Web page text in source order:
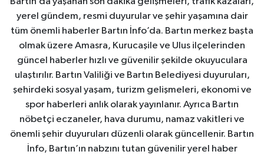
yerel gündem, resmi duyurular ve şehir yaşamına dair
tüm önemli haberler Bartın İnfo’da. Bartın merkez başta
olmak üzere Amasra, Kurucaşile ve Ulus ilçelerinden
güncel haberler hızlı ve güvenilir şekilde okuyuculara
ulaştırılır. Bartın Valiliği ve Bartın Belediyesi duyuruları,
şehirdeki sosyal yaşam, turizm gelişmeleri, ekonomi ve
spor haberleri anlık olarak yayınlanır. Ayrıca Bartın
nöbetçi eczaneler, hava durumu, namaz vakitleri ve
önemli şehir duyuruları düzenli olarak güncellenir. Bartın
İnfo, Bartın’ın nabzını tutan güvenilir yerel haber